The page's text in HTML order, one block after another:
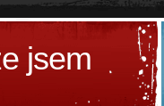
jsem